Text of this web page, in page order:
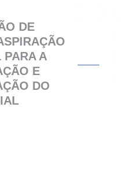
DE
PARA A
E
DO